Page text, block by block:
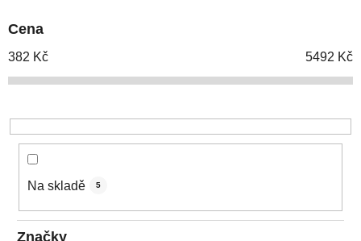
r
o
d
k
Cena
382 Kč 5492 Kč
Na skladě 5
Značky